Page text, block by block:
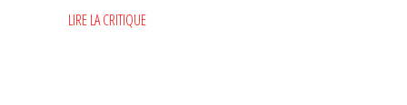
LIRE LA CRITIQUE